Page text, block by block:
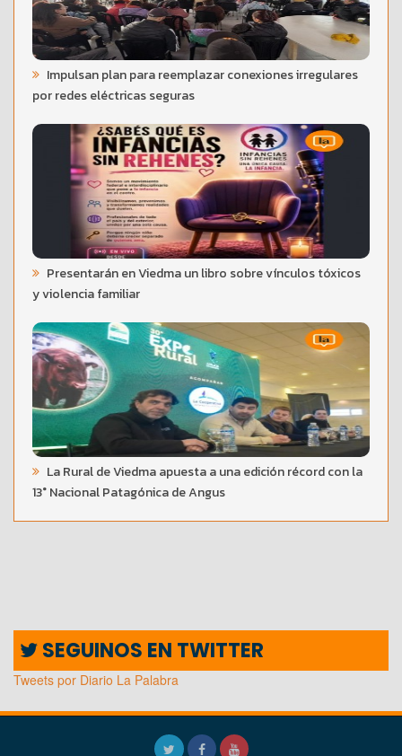
Impulsan plan para reemplazar conexiones irregulares
por redes eléctricas seguras
Presentarán en Viedma un libro sobre vínculos tóxicos
y violencia familiar
La Rural de Viedma apuesta a una edición récord con la
13° Nacional Patagónica de Angus
SEGUINOS EN TWITTER
Tweets por Diario La Palabra